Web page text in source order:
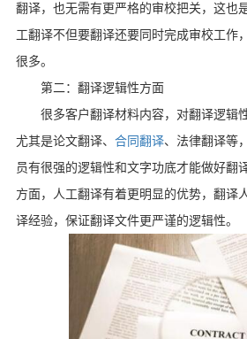
翻译，也无需有更严格的审校把关，这也
工翻译不但要翻译还要同时完成审校工作
很多。
第二：翻译逻辑性方面
很多客户翻译材料内容，对翻译逻辑
尤其是论文翻译、 合同翻译、法律翻译等
员有很强的逻辑性和文字功底才能做好翻
方面，人工翻译有着更明显的优势，翻译
译经验，保证翻译文件更严谨的逻辑性。